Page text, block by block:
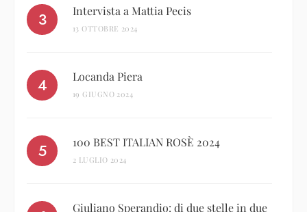
Intervista a Mattia Pecis
13 OTTOBRE 2024
Locanda Piera
19 GIUGNO 2024
100 BEST ITALIAN ROSÈ 2024
2 LUGLIO 2024
Giuliano Sperandio: di due stelle in due